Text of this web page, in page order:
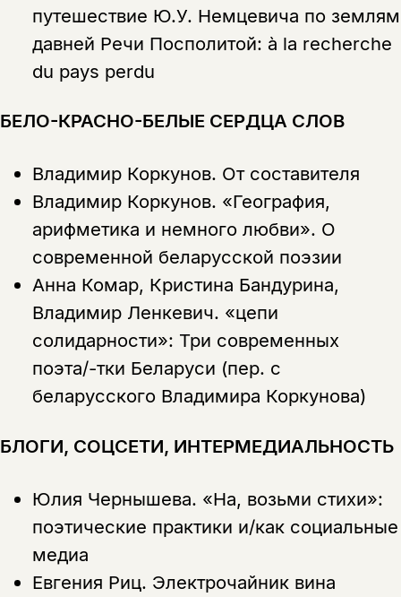
путешествие Ю.У. Немцевича по землям
давней Речи Посполитой: à la recherche
du pаys perdu
БЕЛО-КРАСНО-БЕЛЫЕ СЕРДЦА СЛОВ
Владимир Коркунов. От составителя
Владимир Коркунов. «География,
арифметика и немного любви». О
современной беларусской поэзии
Анна Комар, Кристина Бандурина,
Владимир Ленкевич. «цепи
солидарности»: Три современных
поэта/-тки Беларуси (пер. с
беларусского Владимира Коркунова)
БЛОГИ, СОЦСЕТИ, ИНТЕРМЕДИАЛЬНОСТЬ
Юлия Чернышева. «На, возьми стихи»:
поэтические практики и/как социальные
медиа
Евгения Риц. Электрочайник вина